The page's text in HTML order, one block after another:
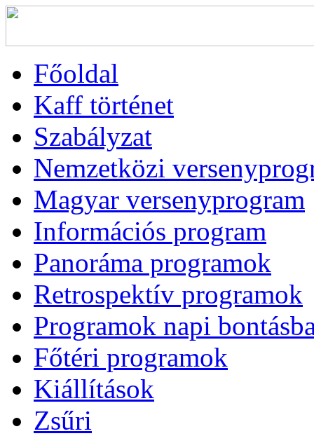
Főoldal
Kaff történet
Szabályzat
Nemzetközi
Magyar versenyprogram
Információs program
Panoráma programok
Retrospektív programok
Programok napi
Főtéri programok
Kiállítások
Zsűri